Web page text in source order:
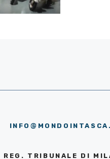
REG. TRIBUNALE DI